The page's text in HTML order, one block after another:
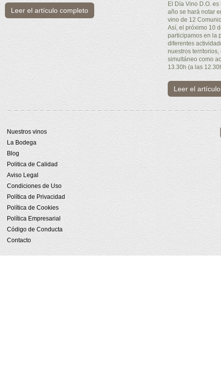
Leer el artículo completo
El Día Vino D.O.
año se hará notar
vino de 12
Así, el próximo 10
participamos en la
diferentes
nuestros
simultáneo como
13.30h (a las
Leer el
Nuestros vinos
La Bodega
Blog
Politica de Calidad
Aviso Legal
Condiciones de Uso
Política de Privacidad
Política de Cookies
Política Empresarial
Código de Conducta
Contacto